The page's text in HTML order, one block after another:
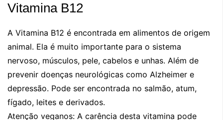
Vitamina B12
A Vitamina B12 é encontrada em alimentos de origem
animal. Ela é muito importante para o sistema
nervoso, músculos, pele, cabelos e unhas. Além de
prevenir doenças neurológicas como Alzheimer e
depressão. Pode ser encontrada no salmão, atum,
fígado, leites e derivados.
Atenção veganos: A carência desta vitamina pode